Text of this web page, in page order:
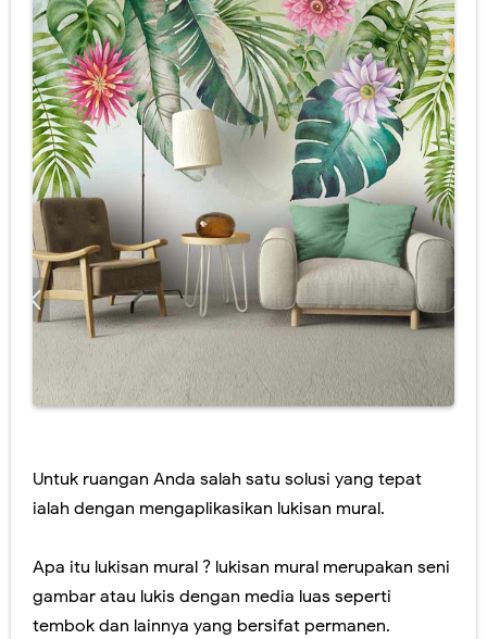
Gambar Lukisan Lukisan Mural Terbaik 2021
Lukisan Mural Menarik Cocok Untuk Rumah Minimalis
Jasa Lukis Mural Dengan Kualitas Terbaik Se Indonesia
Lukisan Mural Pendidikan Harga Terbaru 2021
Lukisan Mural Tema Lingkungan Untuk Medukasi
Harga Lukisan Mural Dinding Sekolah TK
Jasa Lukis Mural Cafe Harga Terbaru 2021
Lukis Mural Dinding Berkualitas & Terbaru 2021
Jasa Lukis Mural Tiga Dimensi Berkualitas
Contoh Lukisan Mural Tema Taman Terbaik
Saturday, 8 August
Untuk ruangan Anda salah satu solusi yang tepat
ialah dengan mengaplikasikan lukisan mural.
Apa itu lukisan mural ? lukisan mural merupakan seni
gambar atau lukis dengan media luas seperti
tembok dan lainnya yang bersifat permanen.